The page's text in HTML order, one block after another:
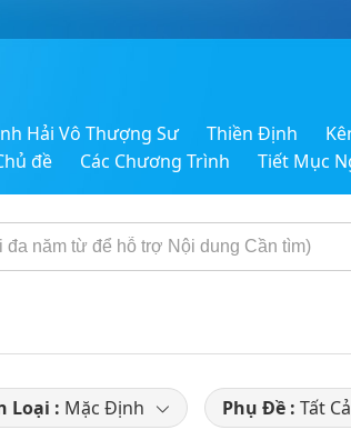
Hải Vô Thượng Sư Thiền Định
đề
Các Chương Trình Tiết Mục
Loại : Mặc Định Phụ Đề : Tất Cả